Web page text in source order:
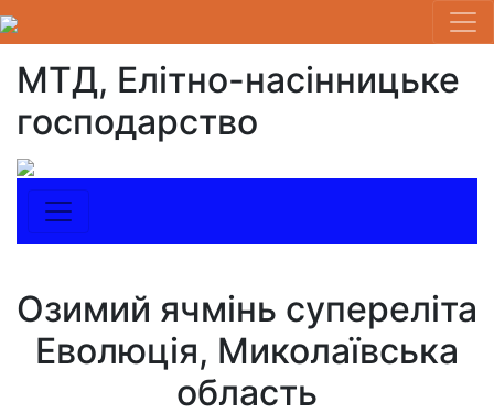
МТД, Елітно-насінницьке
господарство
Озимий ячмінь супереліта
Еволюція, Миколаївська
область